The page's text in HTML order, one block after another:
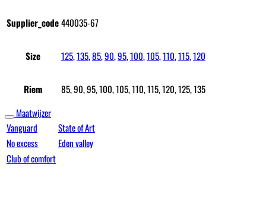
Supplier_code440035-67
Size 125,135,85,90,95,100,105,110,115,120
Riem
85, 90, 95, 100, 105, 110, 115, 120, 125, 135
Maatwijzer
Vanguard
State of Art
No excess
Eden valley
Club of comfort